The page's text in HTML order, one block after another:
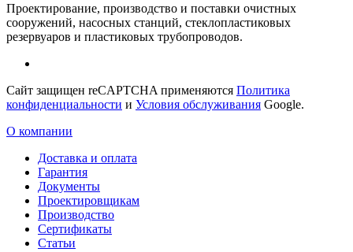
Проектирование, производство и поставки очистных
сооружений, насосных станций, стеклопластиковых
резервуаров и пластиковых трубопроводов.
Сайт защищен reCAPTCHA применяются Политика
конфиденциальности и Условия обслуживания Google.
О компании
Доставка и оплата
Гарантия
Документы
Проектировщикам
Производство
Сертификаты
Статьи